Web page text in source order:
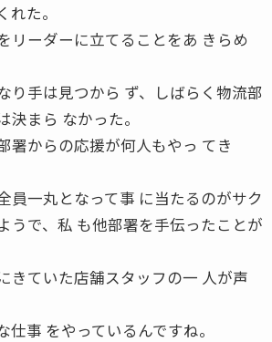
た。
リーダーに立てることをあ きらめ
り手は見つから ず、しばらく物流部
決まら なかった。
署からの応援が何人もやっ てき
員一丸となって事 に当たるのがサク
うで、私 も他部署を手伝ったことが
きていた店舗スタッフの一 人が声
仕事 をやっているんですね。